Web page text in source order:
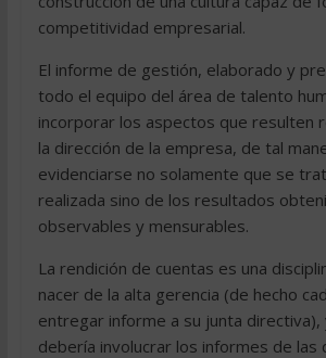
competitividad empresarial.
El informe de gestión, elaborado y
todo el equipo del área de talento
incorporar los aspectos que resulten
la dirección de la empresa, de tal
evidenciarse no solamente que se
realizada sino de los resultados
observables y mensurables.
La rendición de cuentas es una
nacer de la alta gerencia (de hecho
entregar informe a su junta
debería involucrar los informes de las